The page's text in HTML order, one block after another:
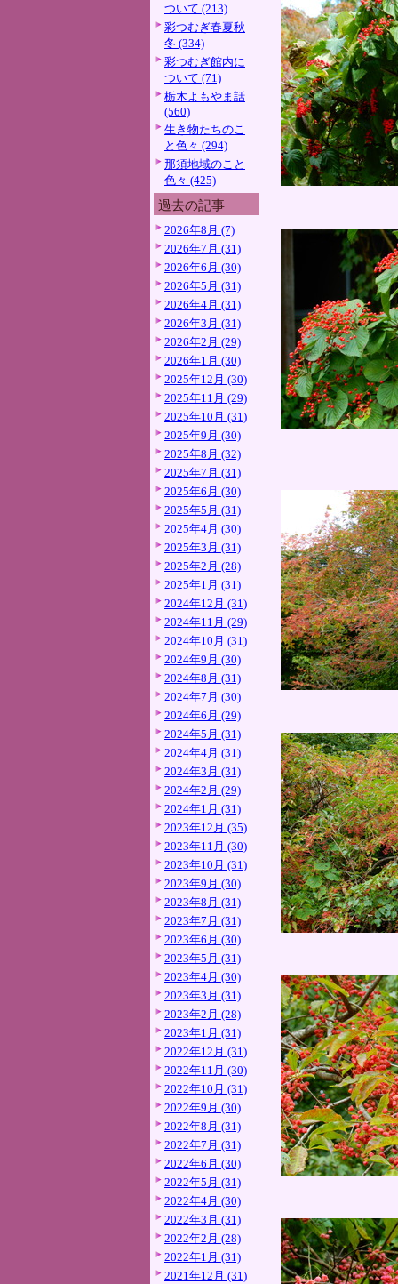
ついて (213)
彩つむぎ春夏秋
冬 (334)
彩つむぎ館内に
ついて (71)
栃木よもやま話
(560)
生き物たちのこ
と色々 (294)
那須地域のこと
色々 (425)
過去の記事
2026年8月 (7)
2026年7月 (31)
2026年6月 (30)
2026年5月 (31)
2026年4月 (31)
2026年3月 (31)
2026年2月 (29)
2026年1月 (30)
2025年12月 (30)
2025年11月 (29)
2025年10月 (31)
2025年9月 (30)
2025年8月 (32)
2025年7月 (31)
2025年6月 (30)
2025年5月 (31)
2025年4月 (30)
2025年3月 (31)
2025年2月 (28)
2025年1月 (31)
2024年12月 (31)
2024年11月 (29)
2024年10月 (31)
2024年9月 (30)
2024年8月 (31)
2024年7月 (30)
2024年6月 (29)
2024年5月 (31)
2024年4月 (31)
2024年3月 (31)
2024年2月 (29)
2024年1月 (31)
2023年12月 (35)
2023年11月 (30)
2023年10月 (31)
2023年9月 (30)
2023年8月 (31)
2023年7月 (31)
2023年6月 (30)
2023年5月 (31)
2023年4月 (30)
2023年3月 (31)
2023年2月 (28)
2023年1月 (31)
2022年12月 (31)
2022年11月 (30)
2022年10月 (31)
2022年9月 (30)
2022年8月 (31)
2022年7月 (31)
2022年6月 (30)
2022年5月 (31)
2022年4月 (30)
2022年3月 (31)
2022年2月 (28)
2022年1月 (31)
2021年12月 (31)